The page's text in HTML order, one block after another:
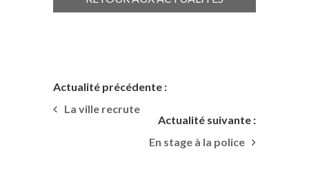
Actualité précédente :
La ville recrute
Actualité suivante :
En stage à la police